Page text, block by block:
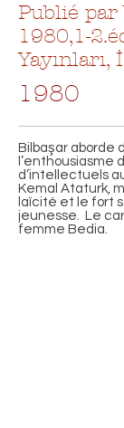
Publié par
1980,1-
1980
Bilbaşar aborde
l’enthousiasme
d’intellectuels
Kemal Ataturk,
laïcité et le fort
jeunesse. Le
femme Bedia.